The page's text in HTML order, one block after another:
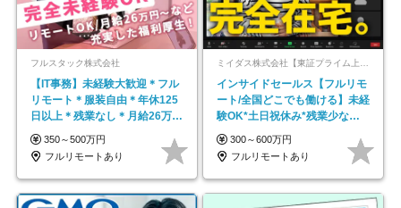
フルスタック株式会社
【IT事務】未経験大歓迎＊フル
リモート＊服装自由＊年休125
日以上＊残業なし＊月給26万円
以上
350～500万円
フルリモートあり
ミイダス株式会社【東証プライム上場パーソルグループ】
インサイドセールス【フルリモ
ート/全国どこでも働ける】未経
験OK*土日祝休み*残業少なめ*
在宅勤務手当あり
300～600万円
フルリモートあり